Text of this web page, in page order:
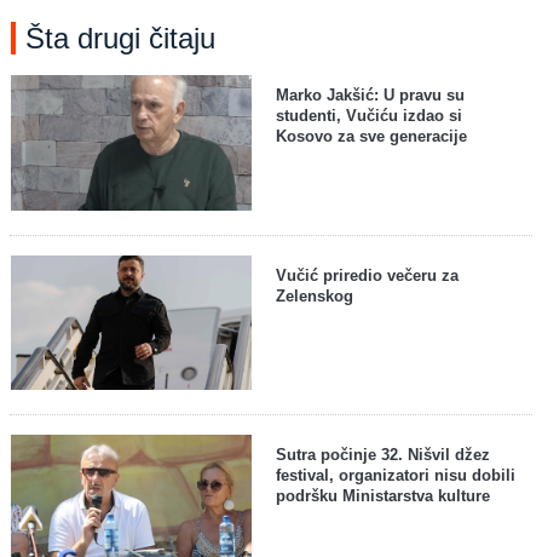
Šta drugi čitaju
Marko Jakšić: U pravu su
studenti, Vučiću izdao si
Kosovo za sve generacije
Vučić priredio večeru za
Zelenskog
Sutra počinje 32. Nišvil džez
festival, organizatori nisu dobili
podršku Ministarstva kulture